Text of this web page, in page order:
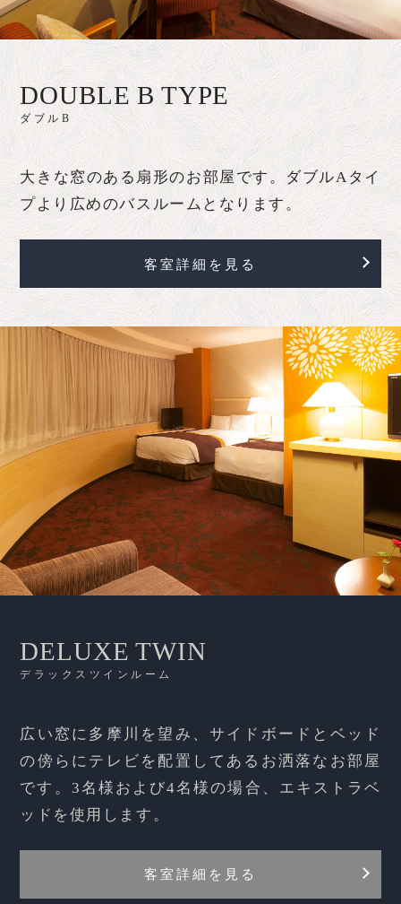
DOUBLE B TYPE
ダブルB
大きな窓のある扇形のお部屋です。ダブルAタイ
プより広めのバスルームとなります。
客室詳細を見る
DELUXE TWIN
デラックスツインルーム
広い窓に多摩川を望み、サイドボードとベッド
の傍らにテレビを配置してあるお洒落なお部屋
です。3名様および4名様の場合、エキストラベ
ッドを使用します。
客室詳細を見る